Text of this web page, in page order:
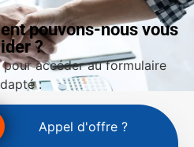
pouvons-nous vous
?
accéder au formulaire
:
Appel d'offre ?